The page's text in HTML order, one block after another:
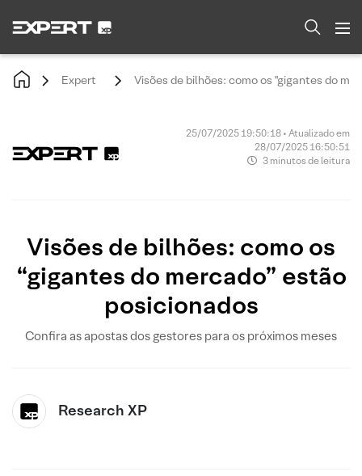
Expert Visões de bilhões: como os "gigantes do
25/07/2025 19:50:18 • Atualizado em
28/07/2025 16:50:51
3 minutos de leitura
Visões de bilhões: como os
“gigantes do mercado” estão
posicionados
Confira as apostas dos gestores para os próximos meses
Research XP